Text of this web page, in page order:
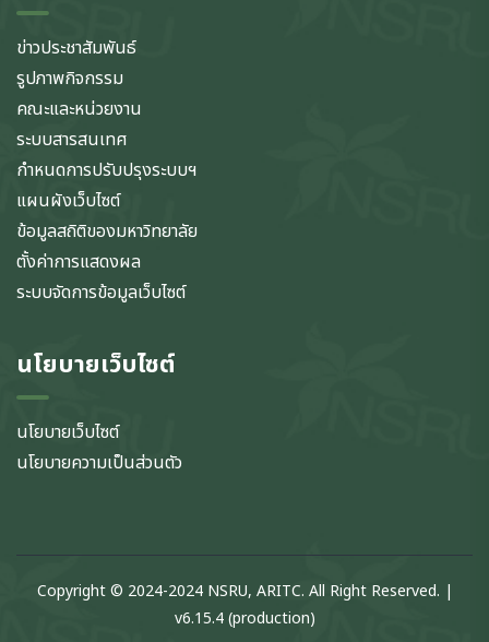
ข่าวประชาสัมพันธ์
รูปภาพกิจกรรม
คณะและหน่วยงาน
ระบบสารสนเทศ
กำหนดการปรับปรุงระบบฯ
แผนผังเว็บไซต์
ข้อมูลสถิติของมหาวิทยาลัย
ตั้งค่าการแสดงผล
ระบบจัดการข้อมูลเว็บไซต์
นโยบายเว็บไซต์
นโยบายเว็บไซต์
นโยบายความเป็นส่วนตัว
Copyright © 2024-2024 NSRU, ARITC. All Right Reserved. |
v6.15.4 (production)